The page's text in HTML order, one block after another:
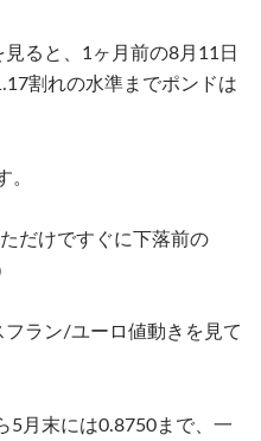
ると、 1 ヶ月前の8月 11 日
割れの水準までポンドは
。
だけですぐに下落前の
フラン/ユーロ値動きを見て
5月末には0.8750まで、一